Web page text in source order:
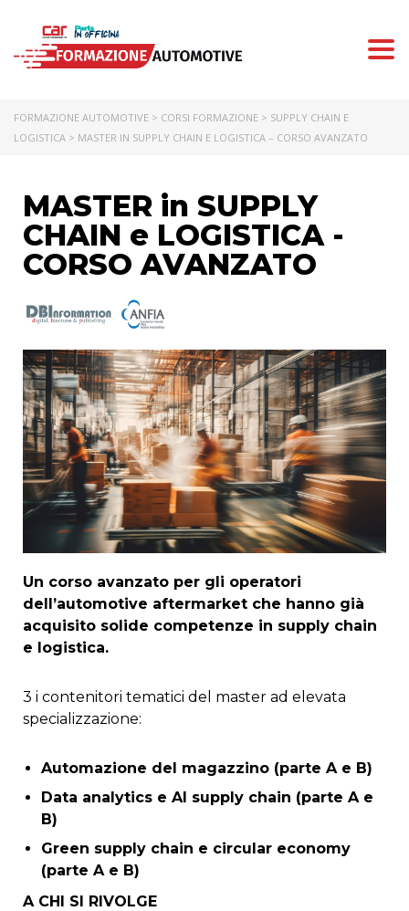
FORMAZIONE AUTOMOTIVE > CORSI FORMAZIONE > SUPPLY CHAIN E
LOGISTICA > MASTER IN SUPPLY CHAIN E LOGISTICA – CORSO AVANZATO
MASTER in SUPPLY
CHAIN e LOGISTICA -
CORSO AVANZATO
Un corso avanzato per gli operatori
dell’automotive aftermarket che hanno già
acquisito solide competenze in supply chain
e logistica.
3 i contenitori tematici del master ad elevata
specializzazione:
Automazione del magazzino (parte A e B)
Data analytics e AI supply chain (parte A e
B)
Green supply chain e circular economy
(parte A e B)
A CHI SI RIVOLGE